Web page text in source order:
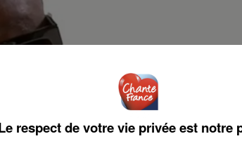
respect de votre vie privée est notre